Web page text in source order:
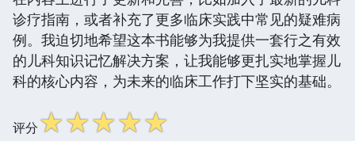
诊疗指南，或者补充了更多临床实践中常见的疑难病
例。我迫切地希望这本书能够为我提供一套行之有效
的儿科知识记忆解决方案，让我能够更扎实地掌握儿
科的核心内容，为未来的临床工作打下坚实的基础。
评分☆☆☆☆☆